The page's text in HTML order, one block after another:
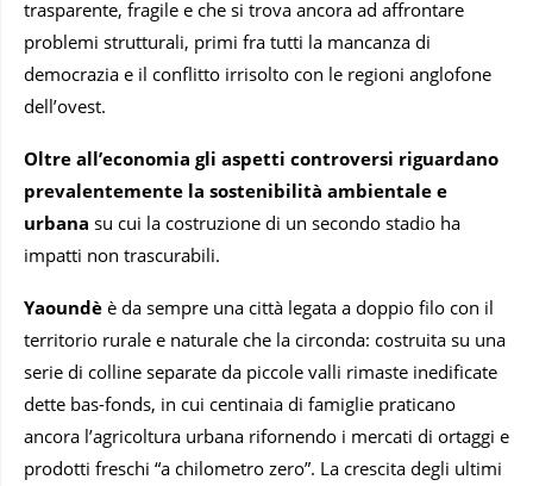
trasparente, fragile e che si trova ancora ad affrontare
problemi strutturali, primi fra tutti la mancanza di
democrazia e il conflitto irrisolto con le regioni anglofone
dell’ovest.
Oltre all’economia gli aspetti controversi riguardano
prevalentemente la sostenibilità ambientale e
urbana su cui la costruzione di un secondo stadio ha
impatti non trascurabili.
Yaoundè è da sempre una città legata a doppio filo con il
territorio rurale e naturale che la circonda: costruita su una
serie di colline separate da piccole valli rimaste inedificate
dette bas-fonds, in cui centinaia di famiglie praticano
ancora l’agricoltura urbana rifornendo i mercati di ortaggi e
prodotti freschi “a chilometro zero”. La crescita degli ultimi